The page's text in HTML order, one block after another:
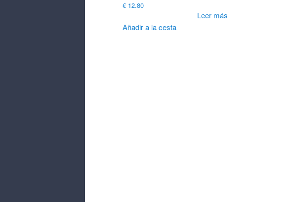
€ 12.80
Añadir a la cesta
Leer más